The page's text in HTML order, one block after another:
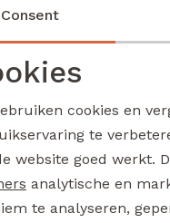
cookies
cookies
Consent
cookies en
te
website goed werkt.
analytische en
te analyseren,